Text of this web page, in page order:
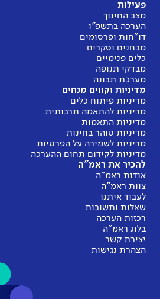
פעילות
מצב החינוך
הערכה בתשפ"ו
דו"חות ופרסומים
מבחנים וסקרים
כלים פנימיים
מבדקי תנופה
מערכת תבונה
מדיניות וקווים מנחים
מדיניות פיתוח כלים
מדיניות להתאמה תרבותית
מדיניות התאמות
מדיניות טוהר בחינות
מדיניות לשמירה על הפרטיות
מדיניות לקידום תחום ההערכה
להכיר את ראמ"ה
אודות ראמ"ה
צוות ראמ"ה
לעבוד איתנו
שאלות ותשובות
רכזות הערכה
בלוג ראמ"ה
יצירת קשר
הצהרת נגישות